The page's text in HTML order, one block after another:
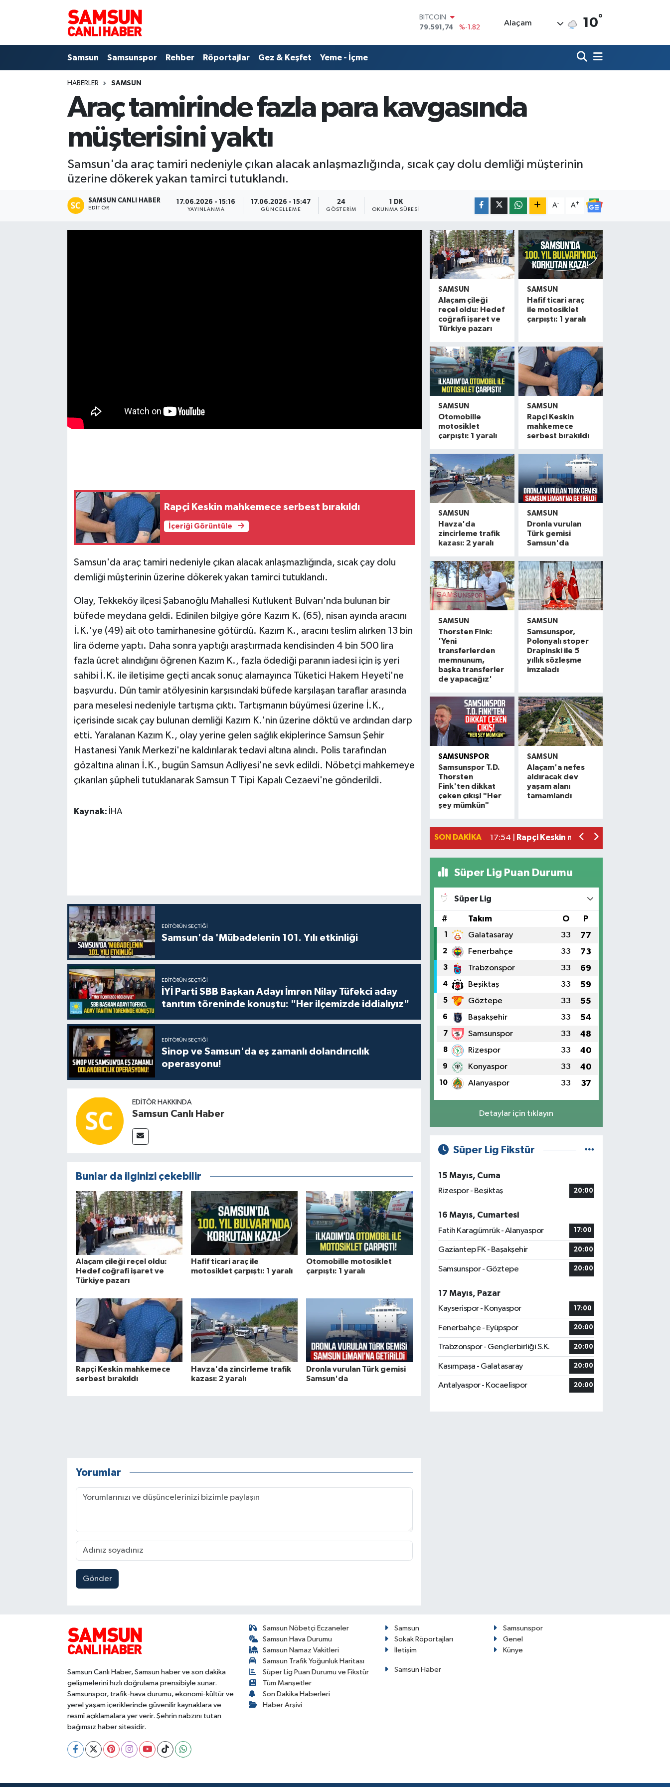
DOLAR
45,43620
%0.02
14.598,00
%0
BITCOIN
Alaçam 10°
Samsun Samsunspor Rehber Röportajlar Gez & Keşfet Yeme - İçme
HABERLER SAMSUN
Araç tamirinde fazla para kavgasında
müşterisini yaktı
Samsun'da araç tamiri nedeniyle çıkan alacak anlaşmazlığında, sıcak çay dolu demliği müşterinin
üzerine dökerek yakan tamirci tutuklandı.
SAMSUN CANLI HABER
EDITÖR
17.06.2026 - 15:16
YAYINLANMA
17.06.2026 - 15:47
GÜNCELLEME
24
GÖSTERIM
1 DK
OKUNMA SÜRESI
A- A+
Rapçi Keskin mahkemece serbest bırakıldı
İçeriği Görüntüle
Samsun'da araç tamiri nedeniyle çıkan alacak anlaşmazlığında, sıcak çay dolu
demliği müşterinin üzerine dökerek yakan tamirci tutuklandı.
Olay, Tekkeköy ilçesi Şabanoğlu Mahallesi Kutlukent Bulvarı'nda bulunan bir
büfede meydana geldi. Edinilen bilgiye göre Kazım K. (65), nisan ayında aracını
İ.K.'ye (49) ait oto tamirhanesine götürdü. Kazım K., aracını teslim alırken 13 bin
lira ödeme yaptı. Daha sonra yaptığı araştırmada kendisinden 4 bin 500 lira
fazla ücret alındığını öğrenen Kazım K., fazla ödediği paranın iadesi için iş yeri
sahibi İ.K. ile iletişime geçti ancak sonuç alamayınca Tüketici Hakem Heyeti'ne
başvurdu. Dün tamir atölyesinin karşısındaki büfede karşılaşan taraflar arasında
para meselesi nedeniyle tartışma çıktı. Tartışmanın büyümesi üzerine İ.K.,
içerisinde sıcak çay bulunan demliği Kazım K.'nin üzerine döktü ve ardından darp
etti. Yaralanan Kazım K., olay yerine gelen sağlık ekiplerince Samsun Şehir
Hastanesi Yanık Merkezi'ne kaldırılarak tedavi altına alındı. Polis tarafından
gözaltına alınan İ.K., bugün Samsun Adliyesi'ne sevk edildi. Nöbetçi mahkemeye
çıkarılan şüpheli tutuklanarak Samsun T Tipi Kapalı Cezaevi'ne gönderildi.
Kaynak: İHA
EDITÖRÜN SEÇTIĞI
Samsun'da 'Mübadelenin 101. Yılı etkinliği
EDITÖRÜN SEÇTIĞI
İYİ Parti SBB Başkan Adayı İmren Nilay Tüfekci aday
tanıtım töreninde konuştu: "Her ilçemizde iddialıyız"
EDITÖRÜN SEÇTIĞI
Sinop ve Samsun'da eş zamanlı dolandırıcılık
operasyonu!
EDITÖR HAKKINDA
Samsun Canlı Haber
Bunlar da ilginizi çekebilir
Alaçam çileği reçel oldu:
Hedef coğrafi işaret ve
Türkiye pazarı
Hafif ticari araç ile
motosiklet çarpıştı: 1 yaralı
Otomobille motosiklet
çarpıştı: 1 yaralı
Rapçi Keskin mahkemece
serbest bırakıldı
Havza'da zincirleme trafik
kazası: 2 yaralı
Dronla vurulan Türk gemisi
Samsun'da
Yorumlar
Gönder
SAMSUN
Alaçam çileği
reçel oldu: Hedef
coğrafi işaret ve
Türkiye pazarı
SAMSUN
Hafif ticari araç
ile motosiklet
çarpıştı: 1 yaralı
SAMSUN
Otomobille
motosiklet
çarpıştı: 1 yaralı
SAMSUN
Rapçi Keskin
mahkemece
serbest bırakıldı
SAMSUN
Havza'da
zincirleme trafik
kazası: 2 yaralı
SAMSUN
Dronla vurulan
Türk gemisi
Samsun'da
SAMSUN
Thorsten Fink:
'Yeni
transferlerden
memnunum,
başka transferler
de yapacağız'
SAMSUN
Samsunspor,
Polonyalı stoper
Drapinski ile 5
yıllık sözleşme
imzaladı
SAMSUNSPOR
Samsunspor T.D.
Thorsten
Fink'ten dikkat
çeken çıkış! "Her
şey mümkün"
SAMSUN
Alaçam'a nefes
aldıracak dev
yaşam alanı
tamamlandı
SON DAKIKA
20:16 |
Alaçam çileği reçel oldu: Hedef
19:06 |
Hafif ticari araç ile motosiklet çarpıştı:
17:36 |
Havza'da zincirleme trafik kazası: 2
Süper Lig Puan Durumu
Süper Lig
# Takım O P
1 Galatasaray 33 77
2 Fenerbahçe 33 73
3 Trabzonspor 33 69
4 Beşiktaş 33 59
5 Göztepe 33 55
6 Başakşehir 33 54
7 Samsunspor 33 48
8 Rizespor 33 40
9 Konyaspor 33 40
10 Alanyaspor 33 37
Detaylar için tıklayın
Süper Lig Fikstür
15 Mayıs, Cuma
Rizespor - Beşiktaş
20:00
16 Mayıs, Cumartesi
Fatih Karagümrük - Alanyaspor
17:00
Gaziantep FK - Başakşehir 20:00
Samsunspor - Göztepe 20:00
17 Mayıs, Pazar
Kayserispor - Konyaspor
17:00
Fenerbahçe - Eyüpspor 20:00
Trabzonspor - Gençlerbirliği S.K. 20:00
Kasımpaşa - Galatasaray 20:00
Antalyaspor - Kocaelispor 20:00
Samsun Canlı Haber, Samsun haber ve son dakika
gelişmelerini hızlı doğrulama prensibiyle sunar.
Samsunspor, trafik-hava durumu, ekonomi-kültür ve
yerel yaşam içeriklerinde güvenilir kaynaklara ve
resmî açıklamalara yer verir. Şehrin nabzını tutan
bağımsız haber sitesidir.
Samsun Nöbetçi Eczaneler
Samsun Hava Durumu
Samsun Namaz Vakitleri
Samsun Trafik Yoğunluk Haritası
Süper Lig Puan Durumu ve Fikstür
Tüm Manşetler
Son Dakika Haberleri
Haber Arşivi
Samsun
Samsunspor
Sokak Röportajları
Genel
İletişim
Künye
Samsun Haber
Samsunspor
Samsun Nöbetçi Eczaneler
Samsun Hava Durumu
Samsun Trafik Yoğunluk Haritası
Süper Lig Puan Durumu ve Fikstür
Tüm Manşetler
Haber Arşivi